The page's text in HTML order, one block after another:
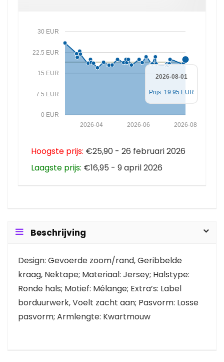
0 EUR
7.5 EUR
15 EUR
22.5 EUR
30 EUR
2026-08
2026-06
2026-04
2026-08-01
Prijs: 19.95 EUR
Hoogste prijs: €25,90 - 26 februari 2026
Laagste prijs: €16,95 - 9 april 2026
Beschrijving
Design: Gevoerde zoom/rand, Geribbelde
kraag, Nektape; Materiaal: Jersey; Halstype:
Ronde hals; Motief: Mélange; Extra’s: Label
borduurwerk, Voelt zacht aan; Pasvorm: Losse
pasvorm; Armlengte: Kwartmouw